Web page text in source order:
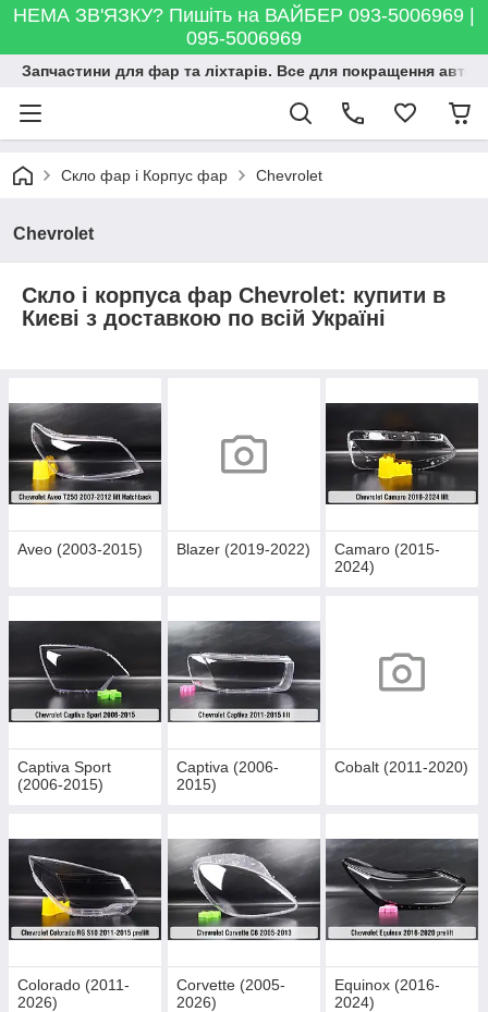
НЕМА ЗВ'ЯЗКУ? Пишіть на ВАЙБЕР 093-5006969 |
095-5006969
Запчастини для фар та ліхтарів. Все для покращення
Скло фар і Корпус фар Chevrolet
Chevrolet
Скло і корпуса фар Chevrolet: купити в
Києві з доставкою по всій Україні
Aveo (2003-2015) Blazer (2019-2022)
Camaro (2015-
2024)
Captiva Sport
(2006-2015)
Captiva (2006-
2015)
Cobalt (2011-2020)
Colorado (2011-
2026)
Corvette (2005-
2026)
Equinox (2016-
2024)